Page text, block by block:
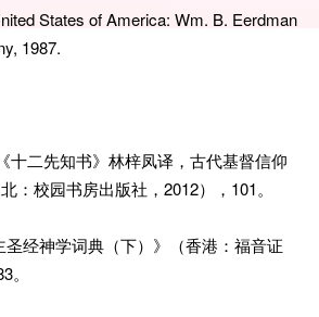
States of America: Wm. B. Eerdman
1987.
十二先知书》林梓凤译，古代基督信仰
：校园书房出版社，2012），101。
圣经神学词典（下）》（香港：福音证